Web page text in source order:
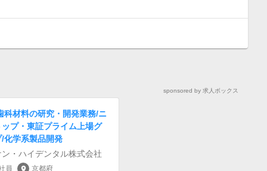
sponsored by 求人ボックス
科材料の研究・開発業務/ニ
ップ・東証プライム上場グ
/化学系製品開発
・ハイデンタル株式会社
員 location_on 京都府